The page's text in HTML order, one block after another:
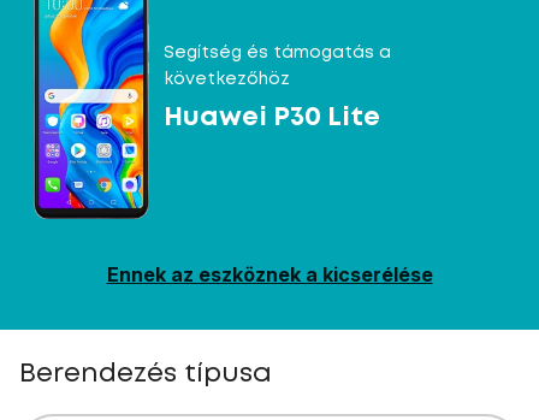
Segítség és támogatás a
következőhöz
Huawei P30 Lite
Ennek az eszköznek a kicserélése
Berendezés típusa